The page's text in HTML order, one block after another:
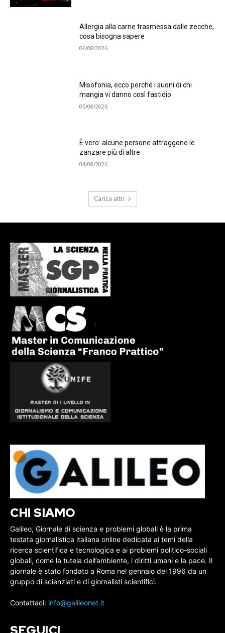
Allergia alla carne trasmessa dalle zecche,
cosa bisogna sapere
06/08/2026
Misofonia, ecco perché i suoni di chi
mangia vi danno così fastidio
05/08/2026
È vero: alcune persone attraggono le
zanzare più di altre
04/08/2026
Carica altri
CHI SIAMO
Galileo, Giornale di scienza e problemi globali è la prima
testata giornalistica italiana online dedicata ai temi della
ricerca scientifica e tecnologica e ai problemi politico-sociali
globali, come la tutela dell’ambiente, i diritti umani e la pace. Il
giornale è stato fondato a Roma nel gennaio del 1996 da un
gruppo di scienziati e di giornalisti scientifici.
Contattaci: info@galileonet.it